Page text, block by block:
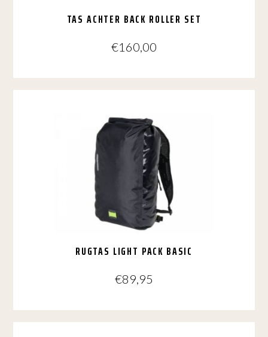
TAS ACHTER BACK ROLLER SET
€160,00
RUGTAS LIGHT PACK BASIC
€89,95